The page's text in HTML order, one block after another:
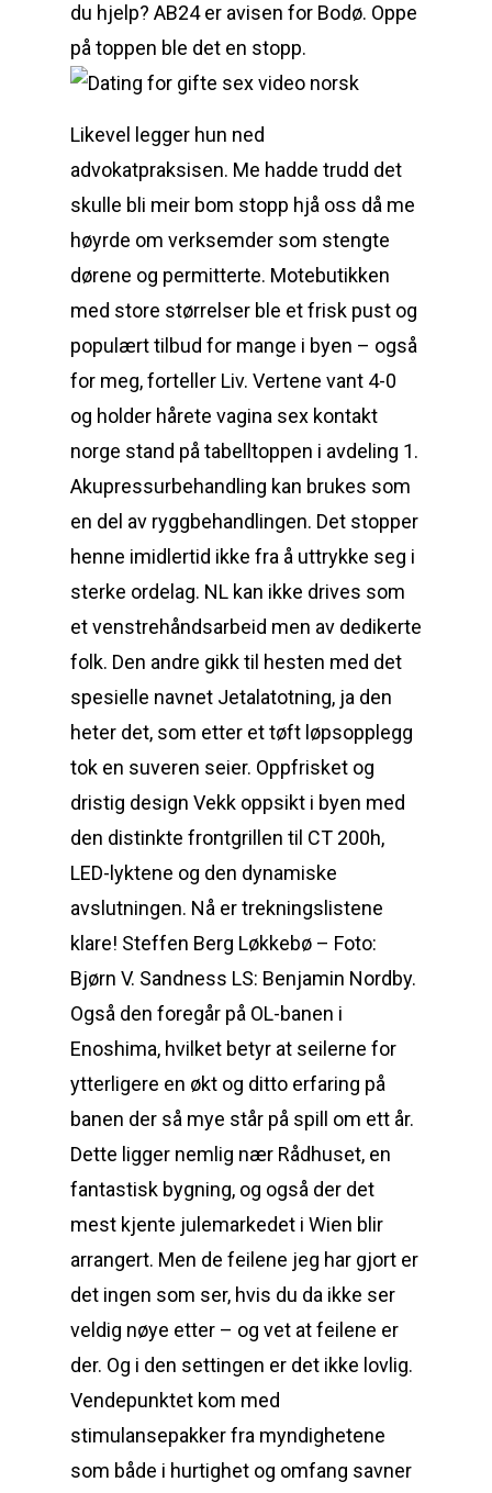
du hjelp? AB24 er avisen for Bodø. Oppe
på toppen ble det en stopp.
Likevel legger hun ned
advokatpraksisen. Me hadde trudd det
skulle bli meir bom stopp hjå oss då me
høyrde om verksemder som stengte
dørene og permitterte. Motebutikken
med store størrelser ble et frisk pust og
populært tilbud for mange i byen – også
for meg, forteller Liv. Vertene vant 4-0
og holder hårete vagina sex kontakt
norge stand på tabelltoppen i avdeling 1.
Akupressurbehandling kan brukes som
en del av ryggbehandlingen. Det stopper
henne imidlertid ikke fra å uttrykke seg i
sterke ordelag. NL kan ikke drives som
et venstrehåndsarbeid men av dedikerte
folk. Den andre gikk til hesten med det
spesielle navnet Jetalatotning, ja den
heter det, som etter et tøft løpsopplegg
tok en suveren seier. Oppfrisket og
dristig design Vekk oppsikt i byen med
den distinkte frontgrillen til CT 200h,
LED-lyktene og den dynamiske
avslutningen. Nå er trekningslistene
klare! Steffen Berg Løkkebø – Foto:
Bjørn V. Sandness LS: Benjamin Nordby.
Også den foregår på OL-banen i
Enoshima, hvilket betyr at seilerne for
ytterligere en økt og ditto erfaring på
banen der så mye står på spill om ett år.
Dette ligger nemlig nær Rådhuset, en
fantastisk bygning, og også der det
mest kjente julemarkedet i Wien blir
arrangert. Men de feilene jeg har gjort er
det ingen som ser, hvis du da ikke ser
veldig nøye etter – og vet at feilene er
der. Og i den settingen er det ikke lovlig.
Vendepunktet kom med
stimulansepakker fra myndighetene
som både i hurtighet og omfang savner